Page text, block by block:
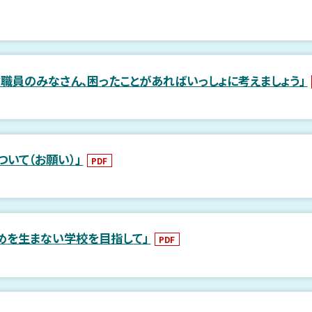
員のみなさん、困ったことがあればいっしょに考えましょう」
て（お願い）」 PDF
を生まない学校を目指して」 PDF